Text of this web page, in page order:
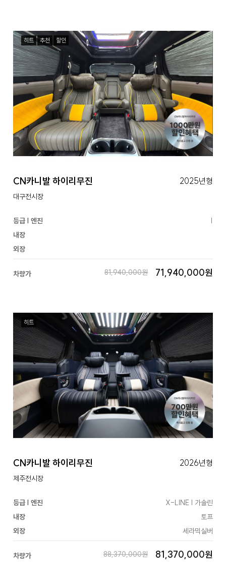
히트 추천 할인
CN카니발 하이리무진 2025년형
대구전시장
등급 | 엔진
|
내장
외장
차량가 81,940,000원 71,940,000원
히트
CN카니발 하이리무진 2026년형
제주전시장
등급 | 엔진
X-LINE | 가솔린
내장
토프
외장
세라믹실버
차량가 88,370,000원 81,370,000원